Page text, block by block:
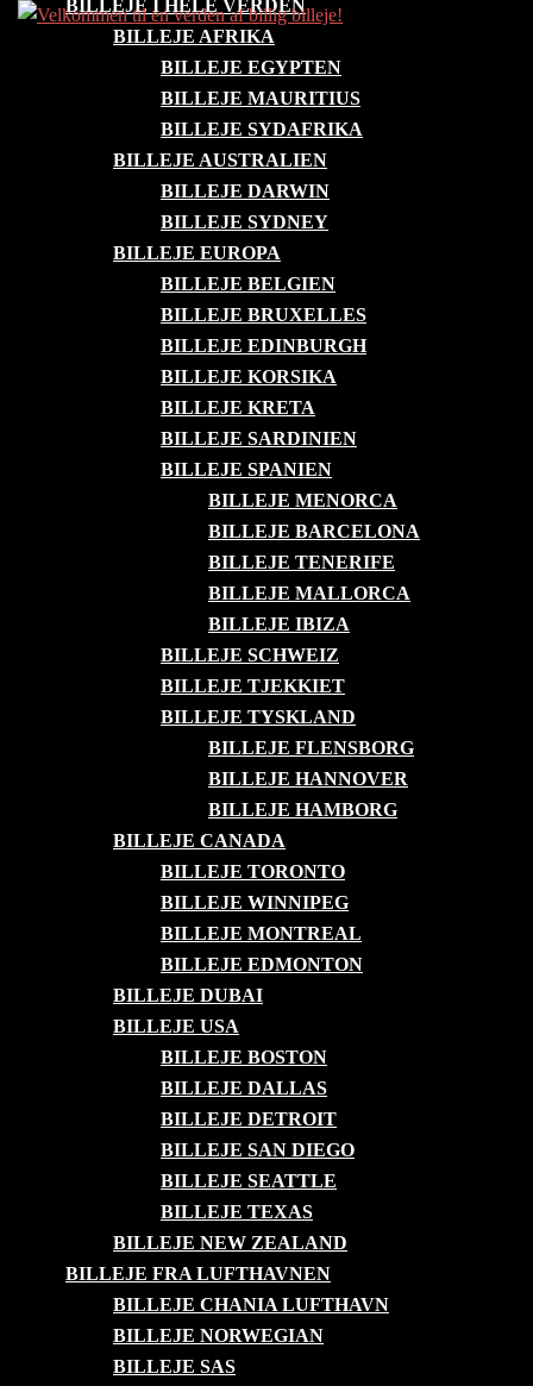
Skip
BILLEJE I HELE VERDEN
BILLEJE AFRIKA
BILLEJE EGYPTEN
BILLEJE MAURITIUS
BILLEJE SYDAFRIKA
BILLEJE AUSTRALIEN
BILLEJE DARWIN
BILLEJE SYDNEY
BILLEJE EUROPA
BILLEJE BELGIEN
BILLEJE BRUXELLES
BILLEJE EDINBURGH
BILLEJE KORSIKA
BILLEJE KRETA
BILLEJE SARDINIEN
BILLEJE SPANIEN
BILLEJE MENORCA
BILLEJE BARCELONA
BILLEJE TENERIFE
BILLEJE MALLORCA
BILLEJE IBIZA
BILLEJE SCHWEIZ
BILLEJE TJEKKIET
BILLEJE TYSKLAND
BILLEJE FLENSBORG
BILLEJE HANNOVER
BILLEJE HAMBORG
BILLEJE CANADA
BILLEJE TORONTO
BILLEJE WINNIPEG
BILLEJE MONTREAL
BILLEJE EDMONTON
BILLEJE DUBAI
BILLEJE USA
BILLEJE BOSTON
BILLEJE DALLAS
BILLEJE DETROIT
BILLEJE SAN DIEGO
BILLEJE SEATTLE
BILLEJE TEXAS
BILLEJE NEW ZEALAND
BILLEJE FRA LUFTHAVNEN
BILLEJE CHANIA LUFTHAVN
BILLEJE NORWEGIAN
BILLEJE SAS